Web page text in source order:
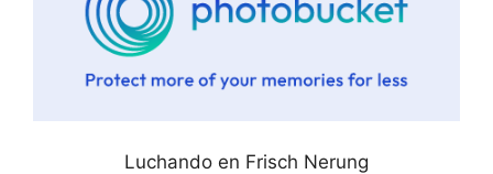
Luchando en Frisch Nerung